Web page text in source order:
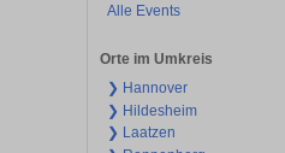
Alle Events
Orte im Umkreis
❯ Hannover
❯ Hildesheim
❯ Laatzen